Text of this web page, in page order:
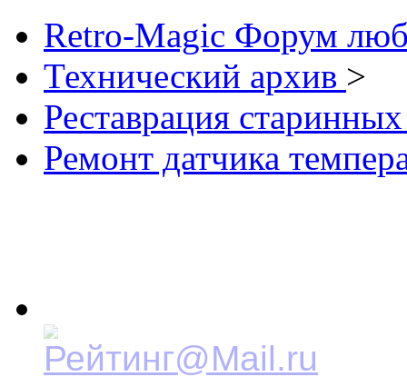
Retro-Magic Форум
Технический архив >
Реставрация
Ремонт датчика